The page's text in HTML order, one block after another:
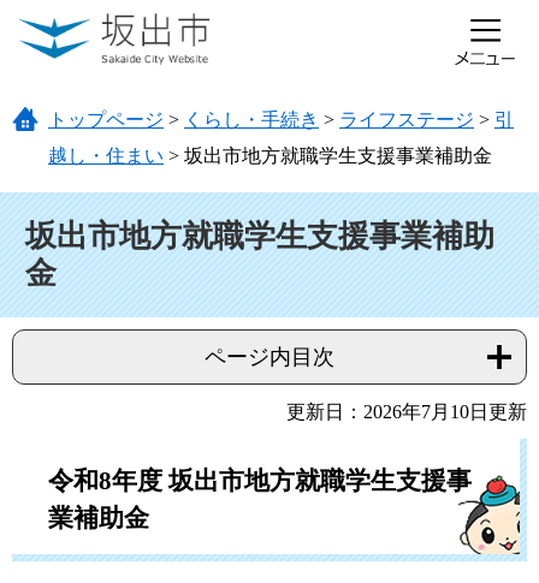
ページの先頭です。
メニューを飛ばして本文へ
トップページ > くらし・手続き > ライフステージ > 引
越し・住まい > 坂出市地方就職学生支援事業補助金
坂出市地方就職学生支援事業補助
金
ページ内目次
更新日：2026年7月10日更新
令和8年度 坂出市地方就職学生支援事
業補助金